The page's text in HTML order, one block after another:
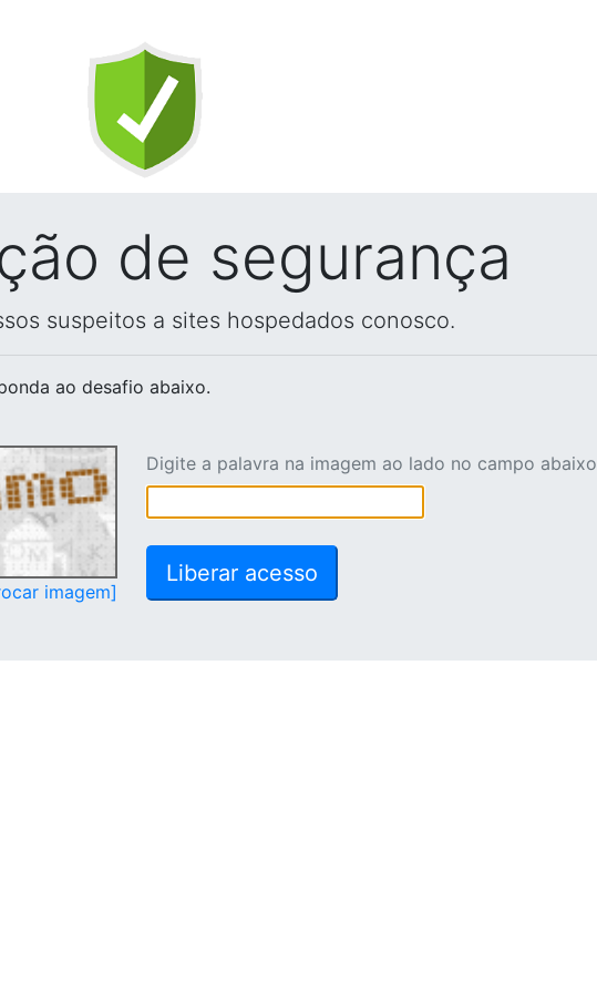
de segurança
suspeitos a sites hospedados conosco.
ao desafio abaixo.
imagem]
Digite a palavra na imagem ao lado no campo abaixo